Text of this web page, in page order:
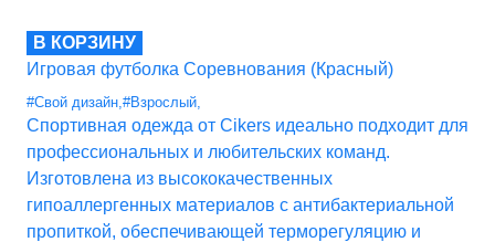
В КОРЗИНУ
Игровая футболка Соревнования (Красный)
#Свой дизайн #Взрослый
Спортивная одежда от Cikers идеально подходит для
профессиональных и любительских команд.
Изготовлена из высококачественных
гипоаллергенных материалов с антибактериальной
пропиткой, обеспечивающей терморегуляцию и